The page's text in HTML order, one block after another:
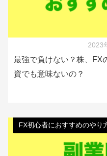
2023
最強で負けない？株、FX
資でも意味ないの？
FX初心者におすすめのやり